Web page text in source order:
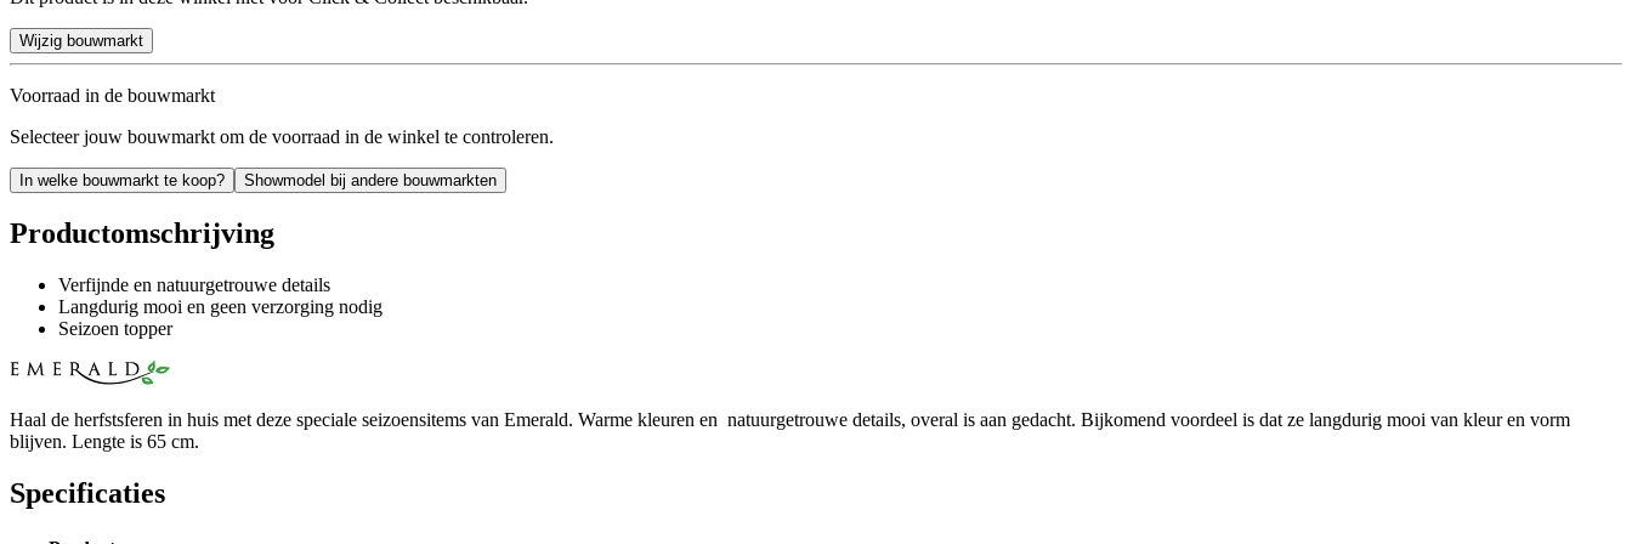
Wijzig bouwmarkt
Voorraad in de bouwmarkt
Selecteer jouw bouwmarkt om de voorraad in de winkel te controleren.
In welke bouwmarkt te koop? Showmodel bij andere bouwmarkten
Productomschrijving
Verfijnde en natuurgetrouwe details
Langdurig mooi en geen verzorging nodig
Seizoen topper
Haal de herfstsferen in huis met deze speciale seizoensitems van Emerald. Warme kleuren en natuurgetrouwe details, overal is aan gedacht. Bijkomend voordeel is dat ze langdurig mooi van kleur en vorm
blijven. Lengte is 65 cm.
Specificaties